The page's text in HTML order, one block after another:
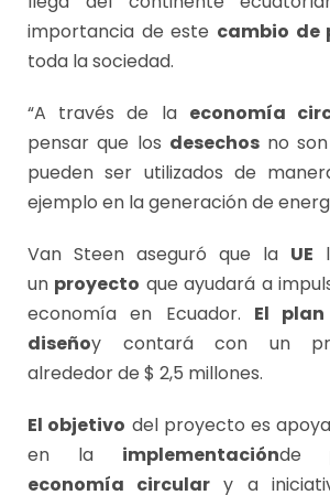
importancia de este cambio de
toda la sociedad.
“A través de la economía
pensar que los desechosno son
pueden ser utilizados de
ejemplo en la generación de
Van Steen aseguró que la UE
un proyecto que ayudará a
economía en Ecuador. El
diseñoy contará con un
alrededor de $ 2,5 millones.
El objetivo del proyecto es
en la implementaciónde
economía circular y a